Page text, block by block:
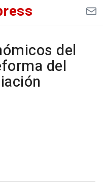
del
del